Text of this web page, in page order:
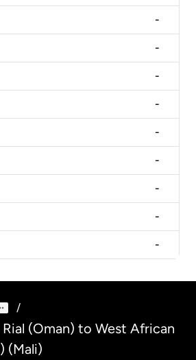
-
-
-
-
-
-
-
-
-
/
(Oman) to West African
(Mali)